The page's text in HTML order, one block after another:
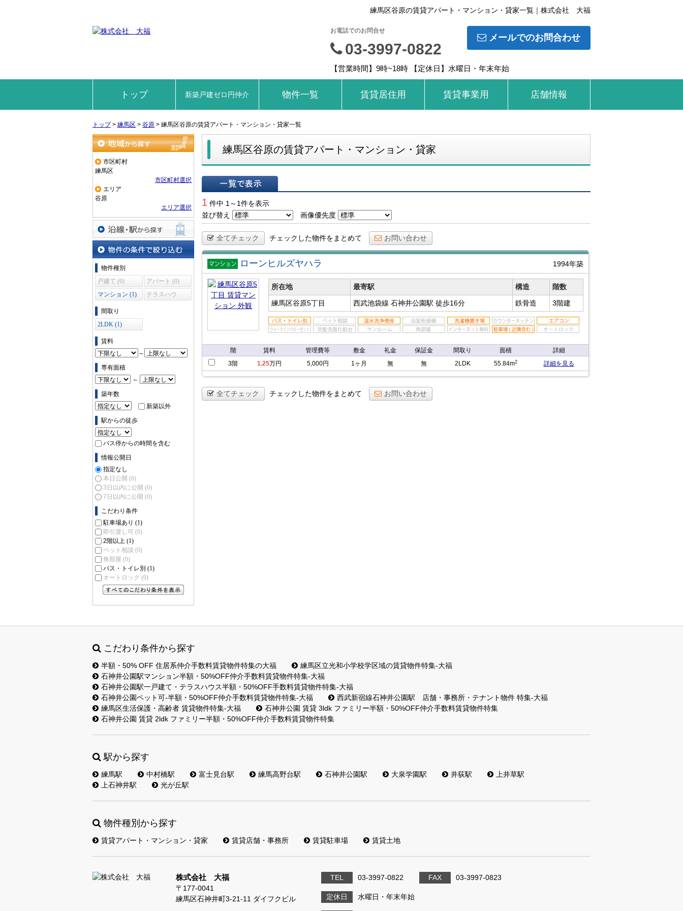
練馬区谷原の賃貸アパート・マンション・貸家一覧｜株式会社 大福
メールでのお問合わせ
お電話でのお問合せ
03-3997-0822
【営業時間】9時~18時 【定休日】水曜日・年末年始
トップ 新築戸建ゼロ円仲介 物件一覧 賃貸居住用 賃貸事業用 店舗情報
トップ> 練馬区 > 谷原 > 練馬区谷原の賃貸アパート・マンション・貸家一覧
地域から探す
市区町村
練馬区
市区町村選択
エリア
谷原
エリア選択
沿線・駅から探す
物件の条件で絞り込む
物件種別
戸建て (0)
アパート (0)
マンション (1)
テラスハウ
間取り
2LDK (1)
賃料
～
専有面積
～
築年数
新築以外
駅からの徒歩
バス停からの時間を含む
情報公開日
指定なし
本日公開 (0)
3日以内に公開 (0)
7日以内に公開 (0)
こだわり条件
駐車場あり (1)
即引渡し可 (0)
2階以上 (1)
ペット相談 (0)
角部屋 (0)
バス・トイレ別 (1)
オートロック (0)
練馬区谷原の賃貸アパート・マンション・貸家
1 件中 1～1件を表示
並び替え
画像優先度
全てチェック チェックした物件をまとめて お問い合わせ
賃貸マン
ション
ローンヒルズヤハラ 1994年築
所在地 最寄駅 構造
階数
練馬区谷原5丁目
西武池袋線 石神井公園駅 徒歩16分 鉄骨造 3階建
階 賃料 管理費等 敷金 礼金 保証金 間取り 面積
詳細
3階
1.25万円 5,000円 1ヶ月 無 無 2LDK 55.84m2 詳細を見る
全てチェック チェックした物件をまとめて お問い合わせ
こだわり条件から探す
半額・50% OFF 住居系仲介手数料賃貸物件特集の大福
練馬区立光和小学校学区域の賃貸物件特集-大福
石神井公園駅マンション半額・50%OFF仲介手数料賃貸物件特集-大福
石神井公園駅一戸建て・テラスハウス半額・50%OFF手数料賃貸物件特集-大福
石神井公園ペット可-半額・50%OFF仲介手数料賃貸物件特集-大福
西武新宿線石神井公園駅 店舗・事務所・テナント物件 特集-大福
練馬区生活保護・高齢者 賃貸物件特集-大福
石神井公園 賃貸 3ldk ファミリー半額・50%OFF仲介手数料賃貸物件特集
石神井公園 賃貸 2ldk ファミリー半額・50%OFF仲介手数料賃貸物件特集
駅から探す
練馬駅 中村橋駅 富士見台駅 練馬高野台駅 石神井公園駅 大泉学園駅 井荻駅
上井草駅
上石神井駅
光が丘駅
物件種別から探す
賃貸アパート・マンション・貸家 賃貸店舗・事務所 賃貸駐車場 賃貸土地
株式会社 大福
〒177-0041
練馬区石神井町3-21-11 ダイフクビル
TEL 03-3997-0822 FAX 03-3997-0823
定休日 水曜日・年末年始